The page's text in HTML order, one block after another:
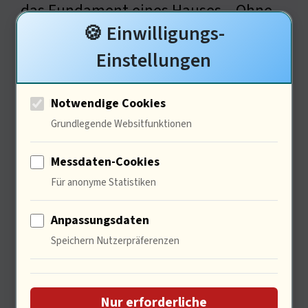
das Fundament eines Hauses – Ohne
solides Fundament wird es instabil.
Wie kann ich Synergien zwischen SEO
und SEA schaffen?
Synergien zwischen SEO und
🍪 Einwilligungs-
Einstellungen
Notwendige Cookies
Grundlegende Websitfunktionen
Messdaten-Cookies
Für anonyme Statistiken
Anpassungsdaten
Speichern Nutzerpräferenzen
Nur erforderliche